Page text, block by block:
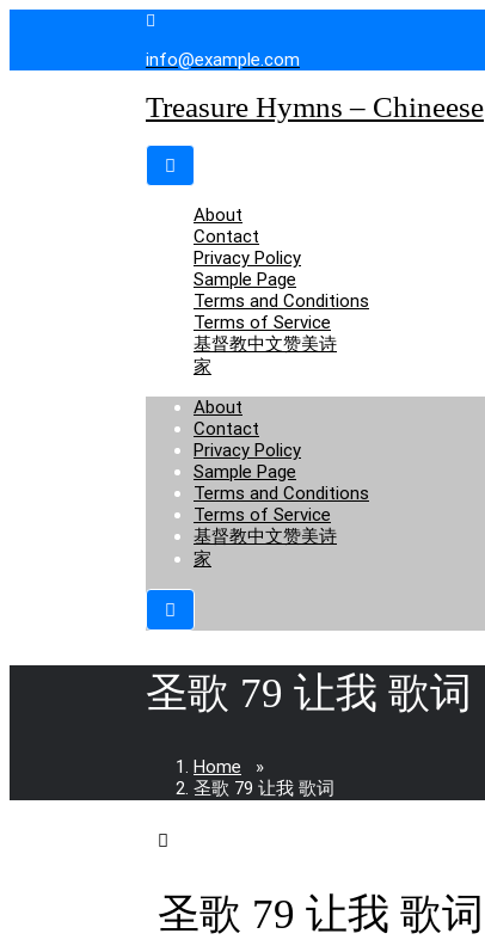
info@example.com
Treasure Hymns – Chineese
About
Contact
Privacy Policy
Sample Page
Terms and Conditions
Terms of Service
基督教中文赞美诗
家
About
Contact
Privacy Policy
Sample Page
Terms and Conditions
Terms of Service
基督教中文赞美诗
家
圣歌 79 让我 歌词
Home »
圣歌 79 让我 歌词
圣歌 79 让我 歌词